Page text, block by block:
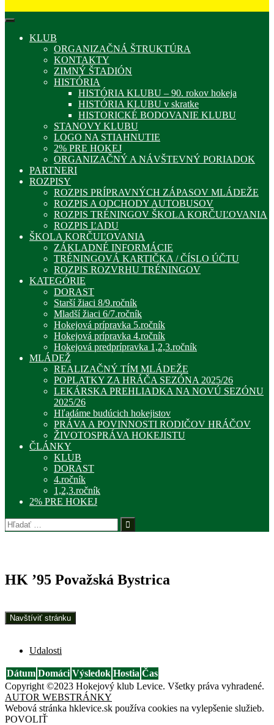
KLUB
ORGANIZAČNÁ ŠTRUKTÚRA
KONTAKTY
ZIMNÝ ŠTADIÓN
HISTÓRIA
HISTÓRIA KLUBU – 90. rokov hokeja
HISTÓRIA KLUBU v skratke
HISTORICKÉ BODOVANIE KLUBU
STANOVY KLUBU
LOGO NA STIAHNUTIE
2% PRE HOKEJ
ORGANIZAČNÝ A NÁVŠTEVNÝ PORIADOK
PARTNERI
ROZPISY
ROZPIS PRÍPRAVNÝCH ZÁPASOV MLÁDEŽE
ROZPIS A ODCHODY AUTOBUSOV
ROZPIS TRÉNINGOV ŠKOLA KORČUĽOVANIA
ROZPIS ĽADU
ŠKOLA KORČUĽOVANIA
ZÁKLADNÉ INFORMÁCIE
TRÉNINGOVÁ KARTIČKA / ČÍSLO ÚČTU
ROZPIS ROZVRHU TRÉNINGOV
KATEGÓRIE
DORAST
Starší žiaci 8/9.ročník
Mladší žiaci 6/7.ročník
Hokejová prípravka 5.ročník
Hokejová prípravka 4.ročník
Hokejová predprípravka 1,2,3.ročník
MLÁDEŽ
REALIZAČNÝ TÍM MLÁDEŽE
POPLATKY ZA HRÁČA SEZÓNA 2025/26
LEKÁRSKA PREHLIADKA NA NOVÚ SEZÓNU
2025/26
Hľadáme budúcich hokejistov
PRÁVA A POVINNOSTI RODIČOV HRÁČOV
ŽIVOTOSPRÁVA HOKEJISTU
ČLÁNKY
KLUB
DORAST
4.ročník
1,2,3.ročník
2% PRE HOKEJ
Hľadať:
HK ’95 Považská Bystrica
Udalosti
Dátum Domáci Výsledok Hostia Čas
Copyright ©2023 Hokejový klub Levice. Všetky práva vyhradené.
AUTOR WEBSTRÁNKY
Webová stránka hklevice.sk používa cookies na vylepšenie služieb.
POVOLIŤ